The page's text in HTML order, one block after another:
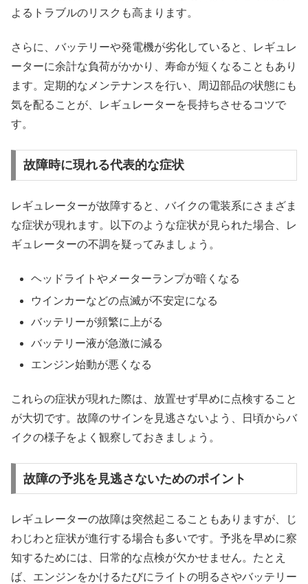
よるトラブルのリスクも高まります。
さらに、バッテリーや発電機が劣化していると、レギュレ
ーターに余計な負荷がかかり、寿命が短くなることもあり
ます。定期的なメンテナンスを行い、周辺部品の状態にも
気を配ることが、レギュレーターを長持ちさせるコツで
す。
故障時に現れる代表的な症状
レギュレーターが故障すると、バイクの電装系にさまざま
な症状が現れます。以下のような症状が見られた場合、レ
ギュレーターの不調を疑ってみましょう。
ヘッドライトやメーターランプが暗くなる
ウインカーなどの点滅が不安定になる
バッテリーが頻繁に上がる
バッテリー液が急激に減る
エンジン始動が悪くなる
これらの症状が現れた際は、放置せず早めに点検すること
が大切です。故障のサインを見逃さないよう、日頃からバ
イクの様子をよく観察しておきましょう。
故障の予兆を見逃さないためのポイント
レギュレーターの故障は突然起こることもありますが、じ
わじわと症状が進行する場合も多いです。予兆を早めに察
知するためには、日常的な点検が欠かせません。たとえ
ば、エンジンをかけるたびにライトの明るさやバッテリー